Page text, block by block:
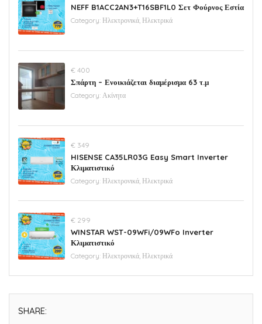
NEFF B1ACC2AN3+T16SBF1L0 Σετ Φούρνος Εστία
Category: Ηλεκτρονικά, Ηλεκτρικά
€ 400
Σπάρτη – Ενοικιάζεται διαμέρισμα 63 τ.μ
Category: Ακίνητα
€ 349
HISENSE CA35LR03G Easy Smart Inverter
Κλιματιστικό
Category: Ηλεκτρονικά, Ηλεκτρικά
€ 299
WINSTAR WST-09WFi/09WFo Inverter
Κλιματιστικό
Category: Ηλεκτρονικά, Ηλεκτρικά
SHARE: